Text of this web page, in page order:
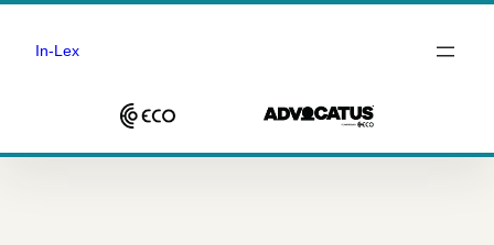
Saltar
In-Lex